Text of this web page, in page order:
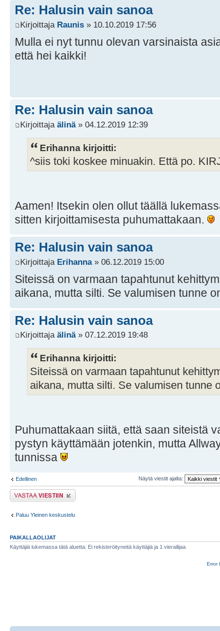
Re: Halusin vain sanoa
Kirjoittaja Raunis » 10.10.2019 17:56
Mulla ei nyt tunnu olevan varsinaista
että hei kaikki!
Re: Halusin vain sanoa
Kirjoittaja älinä» 04.12.2019 12:39
Erihanna kirjoitti:
^siis toki koskee minuakin. Että po.
Aamen! Itsekin olen ollut täällä
sitten kirjoittamisesta puhumattakaan.
Re: Halusin vain sanoa
Kirjoittaja Erihanna» 06.12.2019 15:00
Siteissä on varmaan tapahtunut
aikana, mutta silti. Se valumisen tunne
Re: Halusin vain sanoa
Kirjoittaja älinä» 07.12.2019 19:48
Erihanna kirjoitti:
Siteissä on varmaan tapahtunut
aikana, mutta silti. Se valumisen tunne
Puhumattakaan siitä, että saan siteistä
pystyn käyttämään jotenkin, mutta
tunnissa
Edellinen Näytä viestit ajalta:
Lähetä vastaus
Paluu Yleinen keskustelu
PAIKALLAOLIJAT
Käyttäjiä lukemassa tätä aluetta: Ei rekisteröityneitä käyttäjiä ja 1 vierailijaa
Error